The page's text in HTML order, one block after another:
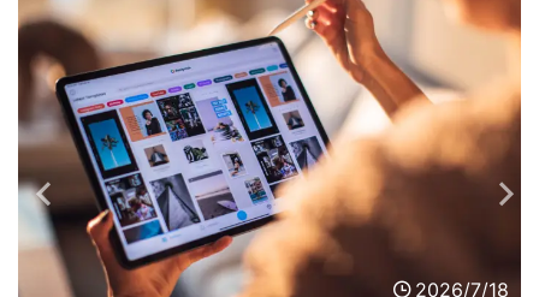
2026/7/18